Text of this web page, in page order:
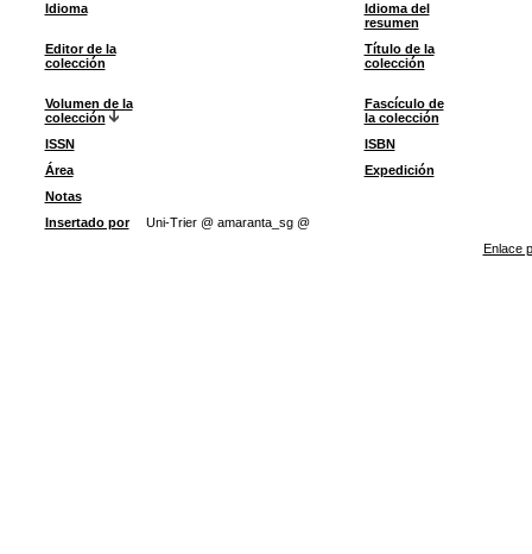
Idioma
Idioma del
resumen
Editor de la
colección
Título de la
colección
Volumen de la
colección
Fascículo de
la colección
ISSN
ISBN
Área
Expedición
Notas
Insertado por
Uni-Trier @ amaranta_sg @
Enlace